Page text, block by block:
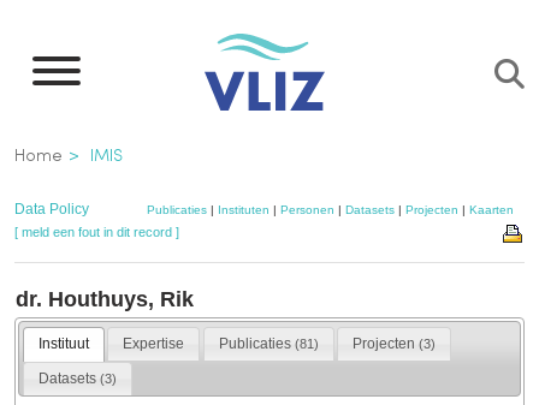
naar
inhoud
gaan
Kruimelpad
Home IMIS
Data Policy Publicaties| Instituten | Personen | Datasets| Projecten | Kaarten
[ meld een fout in dit record ]
dr. Houthuys, Rik
Instituut Expertise Publicaties (81) Projecten (3)
Datasets (3)